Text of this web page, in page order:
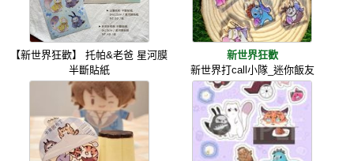
【新世界狂歡】 托帕&老爸 星河膜
半斷貼紙
新世界狂歡
新世界打call小隊_迷你飯友